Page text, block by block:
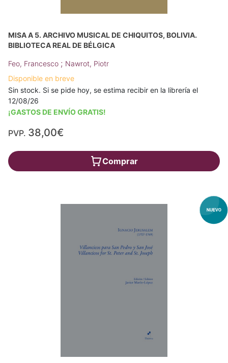
MISA A 5. ARCHIVO MUSICAL DE CHIQUITOS, BOLIVIA.
BIBLIOTECA REAL DE BÉLGICA
Feo, Francesco ; Nawrot, Piotr
Disponible en breve
Sin stock. Si se pide hoy, se estima recibir en la librería el
12/08/26
¡GASTOS DE ENVÍO GRATIS!
PVP. 38,00€
Comprar